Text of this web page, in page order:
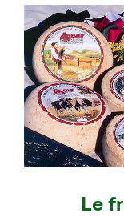
Le